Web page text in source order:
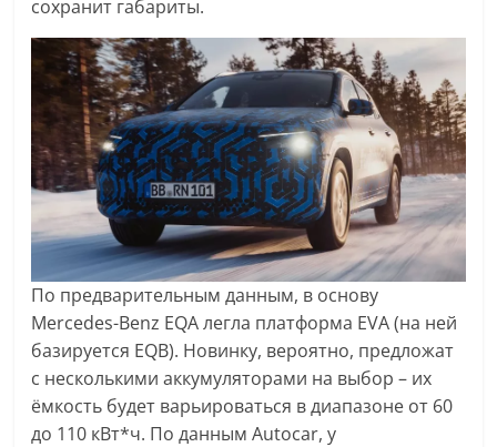
сохранит габариты.
По предварительным данным, в основу
Mercedes-Benz EQA легла платформа EVA (на ней
базируется EQB). Новинку, вероятно, предложат
с несколькими аккумуляторами на выбор – их
ёмкость будет варьироваться в диапазоне от 60
до 110 кВт*ч. По данным Autocar, у